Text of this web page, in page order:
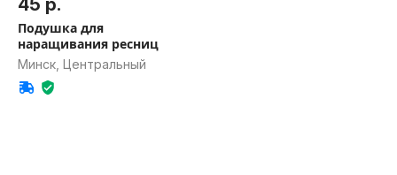
45 р.
Подушка для
наращивания ресниц
Минск, Центральный